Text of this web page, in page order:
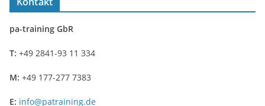
pa-training GbR
T: +49 2841-93 11 334
M: +49 177-277 7383
E: info@patraining.de